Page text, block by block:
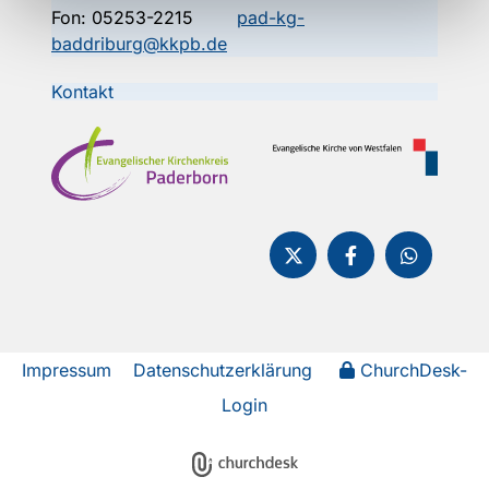
Fon: 05253-2215
pad-kg-
baddriburg@kkpb.de
Kontakt
Impressum Datenschutzerklärung
ChurchDesk-
Login